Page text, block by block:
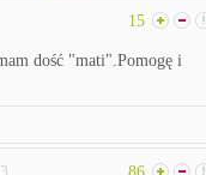
15
dość "mati".Pomogę i